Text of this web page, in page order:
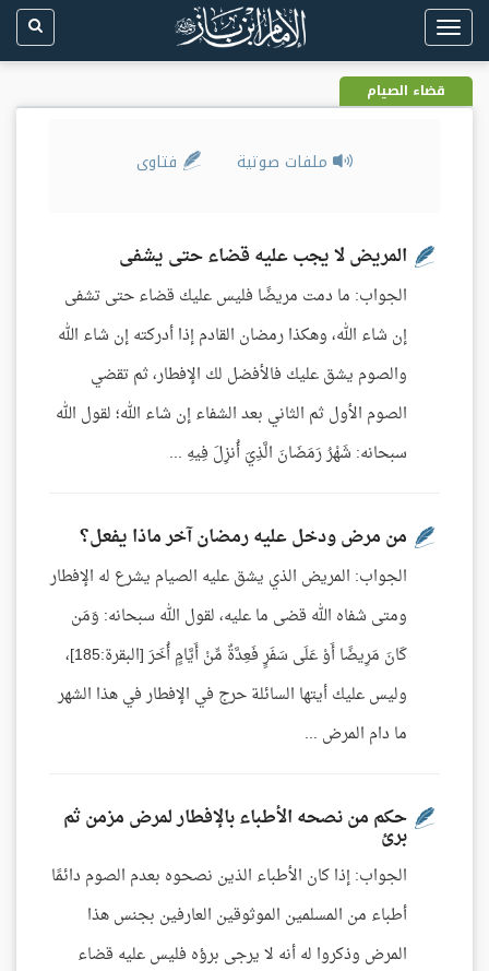
Toggle
navigation
قضاء الصيام
ملفات صوتية فتاوى
المريض لا يجب عليه قضاء حتى يشفى
الجواب: ما دمت مريضًا فليس عليك قضاء حتى تشفى
إن شاء الله، وهكذا رمضان القادم إذا أدركته إن شاء الله
والصوم يشق عليك فالأفضل لك الإفطار، ثم تقضي
الصوم الأول ثم الثاني بعد الشفاء إن شاء الله؛ لقول الله
سبحانه: شَهْرُ رَمَضَانَ الَّذِيَ أُنزِلَ فِيهِ ...
من مرض ودخل عليه رمضان آخر ماذا يفعل؟
الجواب: المريض الذي يشق عليه الصيام يشرع له الإفطار
ومتى شفاه الله قضى ما عليه، لقول الله سبحانه: وَمَن
كَانَ مَرِيضًا أَوْ عَلَى سَفَرٍ فَعِدَّةٌ مِّنْ أَيَّامٍ أُخَرَ [البقرة:185]،
وليس عليك أيتها السائلة حرج في الإفطار في هذا الشهر
ما دام المرض ...
حكم من نصحه الأطباء بالإفطار لمرض مزمن ثم
برئ
الجواب: إذا كان الأطباء الذين نصحوه بعدم الصوم دائمًا
أطباء من المسلمين الموثوقين العارفين بجنس هذا
المرض وذكروا له أنه لا يرجى برؤه فليس عليه قضاء